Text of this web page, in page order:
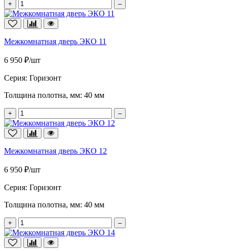
+ –
Межкомнатная дверь ЭКО 11
6 950 ₽/шт
Серия: Горизонт
Толщина полотна, мм: 40 мм
+ –
Межкомнатная дверь ЭКО 12
6 950 ₽/шт
Серия: Горизонт
Толщина полотна, мм: 40 мм
+ –